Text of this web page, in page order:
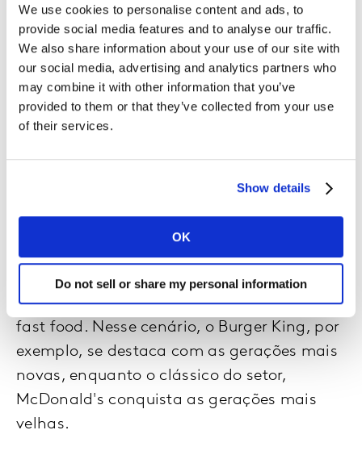
We use cookies to personalise content and ads, to
provide social media features and to analyse our traffic.
We also share information about your use of our site with
our social media, advertising and analytics partners who
may combine it with other information that you’ve
provided to them or that they’ve collected from your use
of their services.
Show details
OK
Do not sell or share my personal information
Cada geração tem suas particularidades
na hora de excolher o seu restaurante de
fast food. Nesse cenário, o Burger King, por
exemplo, se destaca com as gerações mais
novas, enquanto o clássico do setor,
McDonald's conquista as gerações mais
velhas.